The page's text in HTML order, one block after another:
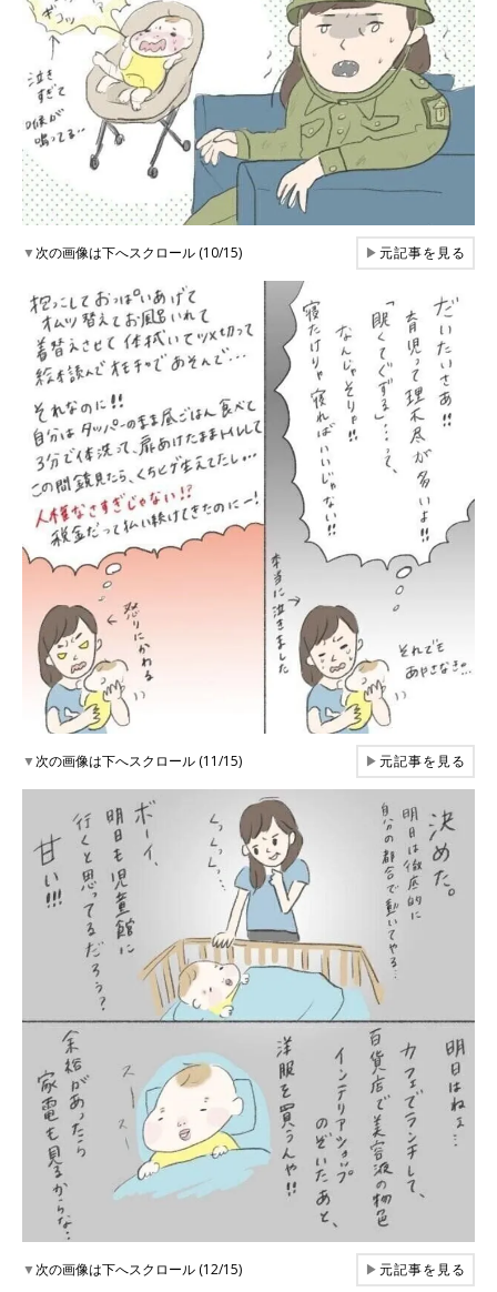
▼次の画像は下へスクロール (10/15) ▶元記事を見る
▼次の画像は下へスクロール (11/15) ▶元記事を見る
▼次の画像は下へスクロール (12/15) ▶元記事を見る